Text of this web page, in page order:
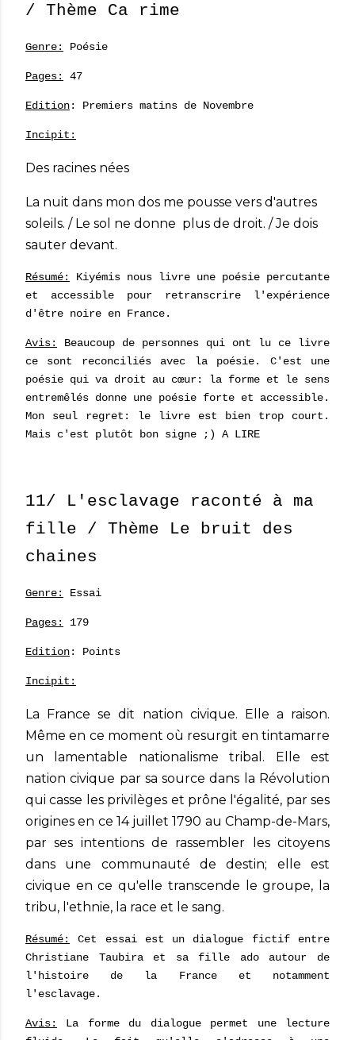
/ Thème Ca rime
Genre: Poésie
Pages: 47
Edition: Premiers matins de Novembre
Incipit:
Des racines nées
La nuit dans mon dos me pousse vers d'autres
soleils. / Le sol ne donne plus de droit. / Je dois
sauter devant.
Résumé:
Kiyémis nous livre une poésie percutante
et accessible pour retranscrire l'expérience
d'être noire en France.
Avis:
Beaucoup de personnes qui ont lu ce livre
ce sont reconciliés avec la poésie. C'est une
poésie qui va droit au cœur: la forme et le sens
entremêlés donne une poésie forte et accessible.
Mon seul regret: le livre est bien trop court.
Mais c'est plutôt bon signe ;) A LIRE
11/ L'esclavage raconté à ma
fille / Thème Le bruit des
chaines
Genre: Essai
Pages: 179
Edition: Points
Incipit:
La France se dit nation civique. Elle a raison.
Même en ce moment où resurgit en tintamarre
un lamentable nationalisme tribal. Elle est
nation civique par sa source dans la Révolution
qui casse les privilèges et prône l'égalité, par ses
origines en ce 14 juillet 1790 au Champ-de-Mars,
par ses intentions de rassembler les citoyens
dans une communauté de destin; elle est
civique en ce qu'elle transcende le groupe, la
tribu, l'ethnie, la race et le sang.
Résumé:
Cet essai est un dialogue fictif entre
Christiane Taubira et sa fille ado autour de
l'histoire de la France et notamment
l'esclavage.
Avis:
La forme du dialogue permet une lecture